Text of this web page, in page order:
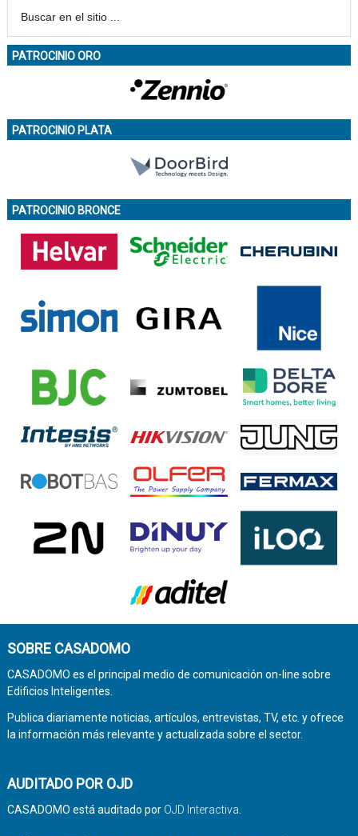
PATROCINIO ORO
PATROCINIO PLATA
PATROCINIO BRONCE
SOBRE CASADOMO
CASADOMO es el principal medio de comunicación on-line sobre
Edificios Inteligentes.
Publica diariamente noticias, artículos, entrevistas, TV, etc. y ofrece
la información más relevante y actualizada sobre el sector.
AUDITADO POR OJD
CASADOMO está auditado por OJD Interactiva.